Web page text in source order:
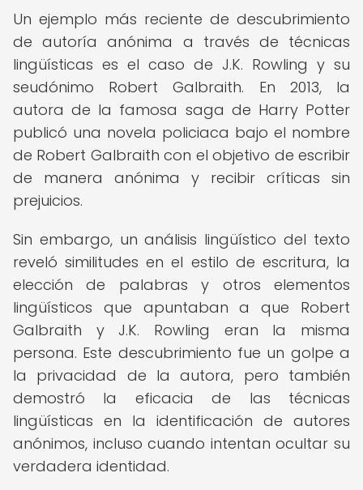
Un ejemplo más reciente de descubrimiento
de autoría anónima a través de técnicas
lingüísticas es el caso de J.K. Rowling y su
seudónimo Robert Galbraith. En 2013, la
autora de la famosa saga de Harry Potter
publicó una novela policiaca bajo el nombre
de Robert Galbraith con el objetivo de escribir
de manera anónima y recibir críticas sin
prejuicios.
Sin embargo, un análisis lingüístico del texto
reveló similitudes en el estilo de escritura, la
elección de palabras y otros elementos
lingüísticos que apuntaban a que Robert
Galbraith y J.K. Rowling eran la misma
persona. Este descubrimiento fue un golpe a
la privacidad de la autora, pero también
demostró la eficacia de las técnicas
lingüísticas en la identificación de autores
anónimos, incluso cuando intentan ocultar su
verdadera identidad.